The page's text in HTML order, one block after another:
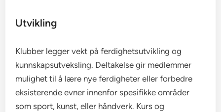
Utvikling
Klubber legger vekt på ferdighetsutvikling og
kunnskapsutveksling. Deltakelse gir medlemmer
mulighet til å lære nye ferdigheter eller forbedre
eksisterende evner innenfor spesifikke områder
som sport, kunst, eller håndverk. Kurs og